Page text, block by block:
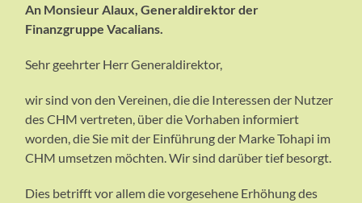
An Monsieur Alaux, Generaldirektor der
Finanzgruppe Vacalians.
Sehr geehrter Herr Generaldirektor,
wir sind von den Vereinen, die die Interessen der Nutzer
des CHM vertreten, über die Vorhaben informiert
worden, die Sie mit der Einführung der Marke Tohapi im
CHM umsetzen möchten. Wir sind darüber tief besorgt.
Dies betrifft vor allem die vorgesehene Erhöhung des